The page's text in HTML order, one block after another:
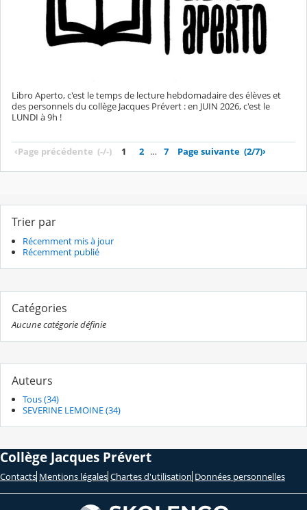
Libro Aperto, c'est le temps de lecture hebdomadaire des élèves et
des personnels du collège Jacques Prévert : en JUIN 2026, c'est le
LUNDI à 9h !
‹Page précédente (-/-) 1 2 … 7 Page suivante (2/7)›
Trier par
Récemment mis à jour
Récemment publié
Catégories
Aucune catégorie définie
Auteurs
Tous (34)
SEVERINE LEMOINE (34)
Collège Jacques Prévert
Contacts Mentions légales Chartes d'utilisation Données personnelles